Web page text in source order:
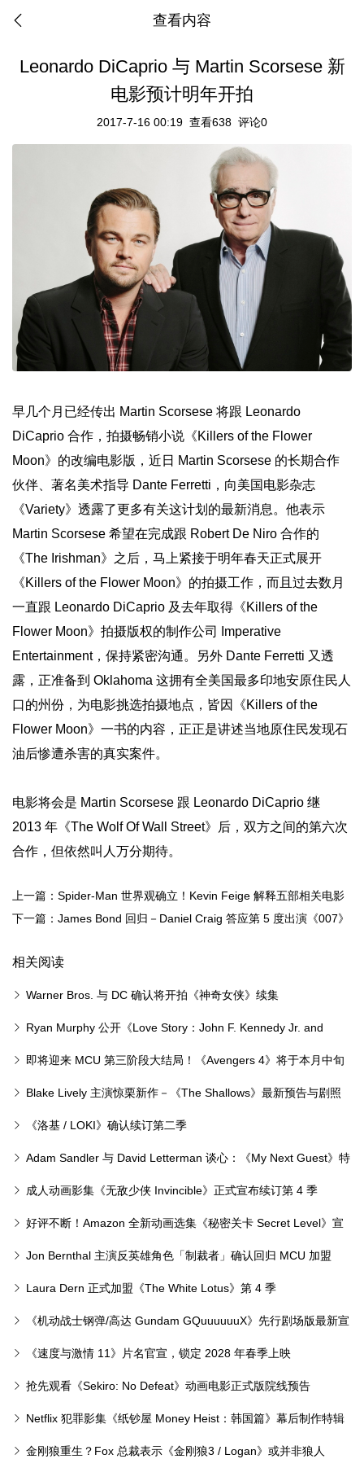
查看内容
Leonardo DiCaprio 与 Martin Scorsese 新
电影预计明年开拍
2017-7-16 00:19 查看638 评论0
早几个月已经传出 Martin Scorsese 将跟 Leonardo
DiCaprio 合作，拍摄畅销小说《Killers of the Flower
Moon》的改编电影版，近日 Martin Scorsese 的长期合作
伙伴、著名美术指导 Dante Ferretti，向美国电影杂志
《Variety》透露了更多有关这计划的最新消息。他表示
Martin Scorsese 希望在完成跟 Robert De Niro 合作的
《The Irishman》之后，马上紧接于明年春天正式展开
《Killers of the Flower Moon》的拍摄工作，而且过去数月
一直跟 Leonardo DiCaprio 及去年取得《Killers of the
Flower Moon》拍摄版权的制作公司 Imperative
Entertainment，保持紧密沟通。另外 Dante Ferretti 又透
露，正准备到 Oklahoma 这拥有全美国最多印地安原住民人
口的州份，为电影挑选拍摄地点，皆因《Killers of the
Flower Moon》一书的内容，正正是讲述当地原住民发现石
油后惨遭杀害的真实案件。
电影将会是 Martin Scorsese 跟 Leonardo DiCaprio 继
2013 年《The Wolf Of Wall Street》后，双方之间的第六次
合作，但依然叫人万分期待。
上一篇：Spider-Man 世界观确立！Kevin Feige 解释五部相关电影
承先启后的关系
下一篇：James Bond 回归－Daniel Craig 答应第 5 度出演《007》
相关阅读
Warner Bros. 与 DC 确认将开拍《神奇女侠》续集
Ryan Murphy 公开《Love Story：John F. Kennedy Jr. and
Carolyn Bessette》正式预告
即将迎来 MCU 第三阶段大结局！《Avengers 4》将于本月中旬
在东京开镜
Blake Lively 主演惊栗新作－《The Shallows》最新预告与剧照
上线《洛基 / LOKI》确认续订第二季
Adam Sandler 与 David Letterman 谈心：《My Next Guest》特
别篇预告曝光
成人动画影集《无敌少侠 Invincible》正式宣布续订第 4 季
好评不断！Amazon 全新动画选集《秘密关卡 Secret Level》宣
布续订第二季
Jon Bernthal 主演反英雄角色「制裁者」确认回归 MCU 加盟
《夜魔侠：重生》
Laura Dern 正式加盟《The White Lotus》第 4 季
《机动战士钢弹/高达 Gundam GQuuuuuuX》先行剧场版最新宣
传预告正式放送
《速度与激情 11》片名官宣，锁定 2028 年春季上映
抢先观看《Sekiro: No Defeat》动画电影正式版院线预告
Netflix 犯罪影集《纸钞屋 Money Heist：韩国篇》幕后制作特辑
正式放送
金刚狼重生？Fox 总裁表示《金刚狼3 / Logan》或并非狼人